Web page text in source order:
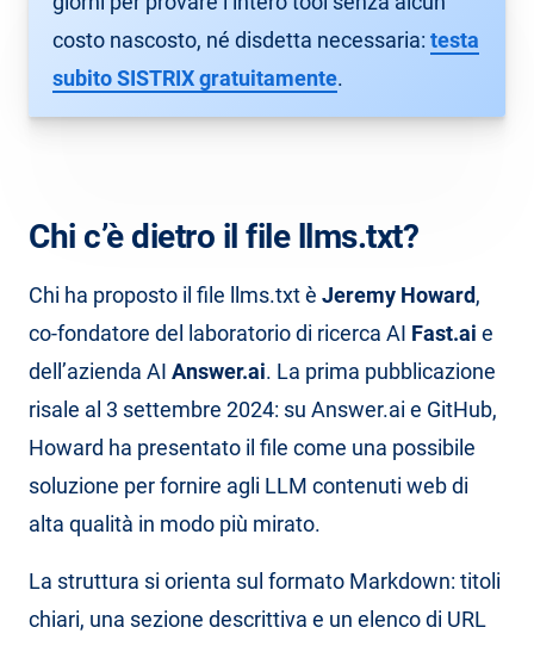
costo nascosto, né disdetta necessaria: testa
subito SISTRIX gratuitamente.
Chi c’è dietro il file llms.txt?
Chi ha proposto il file llms.txt è Jeremy Howard,
co-fondatore del laboratorio di ricerca AI Fast.ai e
dell’azienda AI Answer.ai. La prima pubblicazione
risale al 3 settembre 2024: su Answer.ai e GitHub,
Howard ha presentato il file come una possibile
soluzione per fornire agli LLM contenuti web di
alta qualità in modo più mirato.
La struttura si orienta sul formato Markdown: titoli
chiari, una sezione descrittiva e un elenco di URL